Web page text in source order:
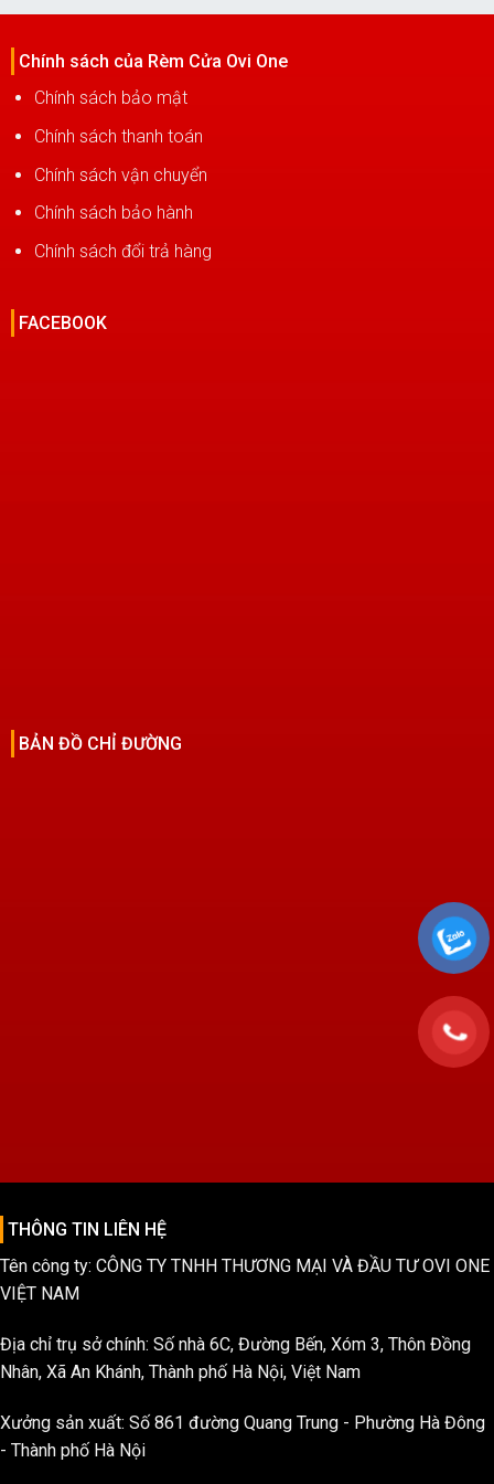
Chính sách của Rèm Cửa Ovi One
Chính sách bảo mật
Chính sách thanh toán
Chính sách vận chuyển
Chính sách bảo hành
Chính sách đổi trả hàng
FACEBOOK
BẢN ĐỒ CHỈ ĐƯỜNG
THÔNG TIN LIÊN HỆ
Tên công ty: CÔNG TY TNHH THƯƠNG MẠI VÀ ĐẦU TƯ OVI ONE
VIỆT NAM
Địa chỉ trụ sở chính: Số nhà 6C, Đường Bến, Xóm 3, Thôn Đồng
Nhân, Xã An Khánh, Thành phố Hà Nội, Việt Nam
Xưởng sản xuất: Số 861 đường Quang Trung - Phường Hà Đông
- Thành phố Hà Nội